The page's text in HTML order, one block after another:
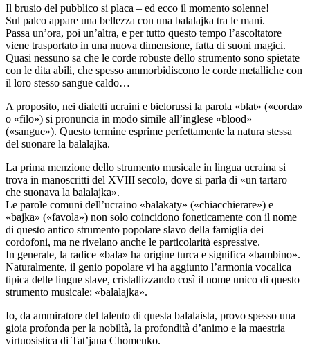
Il brusio del pubblico si placa – ed ecco il momento solenne!
Sul palco appare una bellezza con una balalajka tra le mani.
Passa un’ora, poi un’altra, e per tutto questo tempo l’ascoltatore
viene trasportato in una nuova dimensione, fatta di suoni magici.
Quasi nessuno sa che le corde robuste dello strumento sono spietate
con le dita abili, che spesso ammorbidiscono le corde metalliche con
il loro stesso sangue caldo…
A proposito, nei dialetti ucraini e bielorussi la parola «blat» («corda»
o «filo») si pronuncia in modo simile all’inglese «blood»
(«sangue»). Questo termine esprime perfettamente la natura stessa
del suonare la balalajka.
La prima menzione dello strumento musicale in lingua ucraina si
trova in manoscritti del XVIII secolo, dove si parla di «un tartaro
che suonava la balalajka».
Le parole comuni dell’ucraino «balakaty» («chiacchierare») e
«bajka» («favola») non solo coincidono foneticamente con il nome
di questo antico strumento popolare slavo della famiglia dei
cordofoni, ma ne rivelano anche le particolarità espressive.
In generale, la radice «bala» ha origine turca e significa «bambino».
Naturalmente, il genio popolare vi ha aggiunto l’armonia vocalica
tipica delle lingue slave, cristallizzando così il nome unico di questo
strumento musicale: «balalajka».
Io, da ammiratore del talento di questa balalaista, provo spesso una
gioia profonda per la nobiltà, la profondità d’animo e la maestria
virtuosistica di Tat’jana Chomenko.